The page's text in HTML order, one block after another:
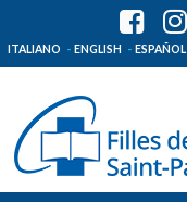
ITALIANO ENGLISH ESPAÑOL